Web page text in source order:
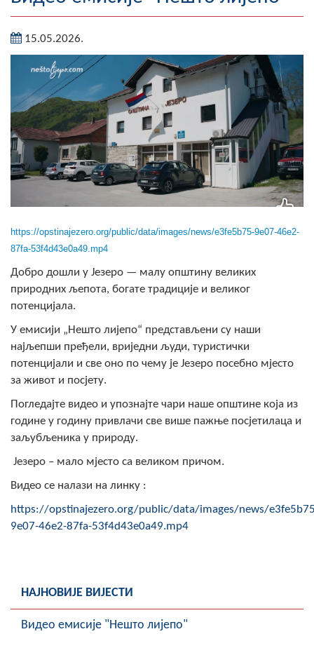
Географија
Насељена мјеста
Занимљивости
Фотогалерија
НАЧЕЛНИК
О Начелнику
Замјеник начелника
Извјештај о раду начелника
СКУПШТИНА
Статут Општине
Скупштинско вијеће општине језеро
Састав Скупштине
ОПШТИНСКА УПРАВА
ИНФО
Вијести
Активности
Заштита од пожара
15.05.2026.
https://opstinajezero.org/public/data/images/news/e3fe5b75-9e07-46e2-
87fa-53f4d43e0a49.mp4
Добро дошли у Језеро — малу општину великих
природних љепота, богате традиције и великог
потенцијала.
У емисији „Нешто лијепо“ представљени су наши
најљепши пређели, вриједни људи, туристички
потенцијали и све оно по чему је Језеро посебно мјесто
за живот и посјету.
Погледајте видео и упознајте чари наше општине која из
године у годину привлачи све више пажње посјетилаца и
заљубљеника у природу.
Језеро – мало мјесто са великом причом.
Видео се налази на линку :
https://opstinajezero.org/public/data/images/news/
9e07-46e2-87fa-53f4d43e0a49.mp4
НАЈНОВИЈЕ ВИЈЕСТИ
Видео емисије "Нешто лијепо"